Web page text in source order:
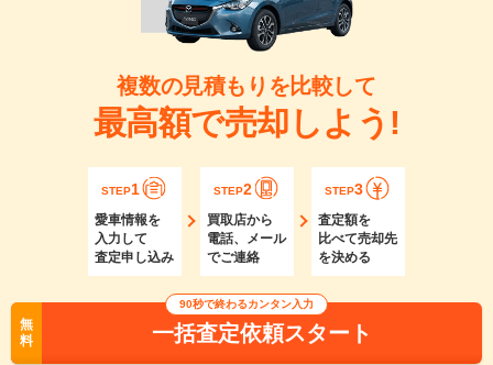
複数の見積もりを比較して
最高額で売却しよう!
STEP1
愛車情報を
入力して
査定申し込み
STEP2
買取店から
電話、メール
でご連絡
STEP3
査定額を
比べて売却先
を決める
無
料
90秒で終わるカンタン入力
一括査定依頼スタート